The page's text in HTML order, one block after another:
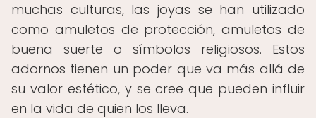
muchas culturas, las joyas se han utilizado
como amuletos de protección, amuletos de
buena suerte o símbolos religiosos. Estos
adornos tienen un poder que va más allá de
su valor estético, y se cree que pueden influir
en la vida de quien los lleva.